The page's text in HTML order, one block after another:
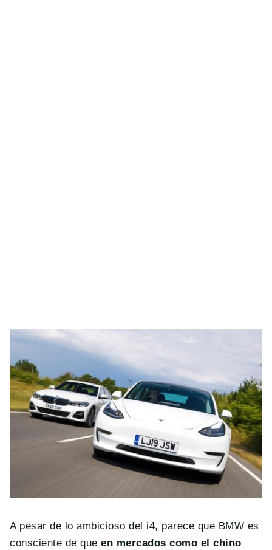
A pesar de lo ambicioso del i4, parece que BMW es
consciente de queen mercados como el chino